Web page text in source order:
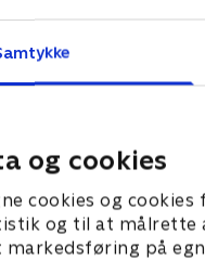
og cookies
cookies og
og til at målrette
på